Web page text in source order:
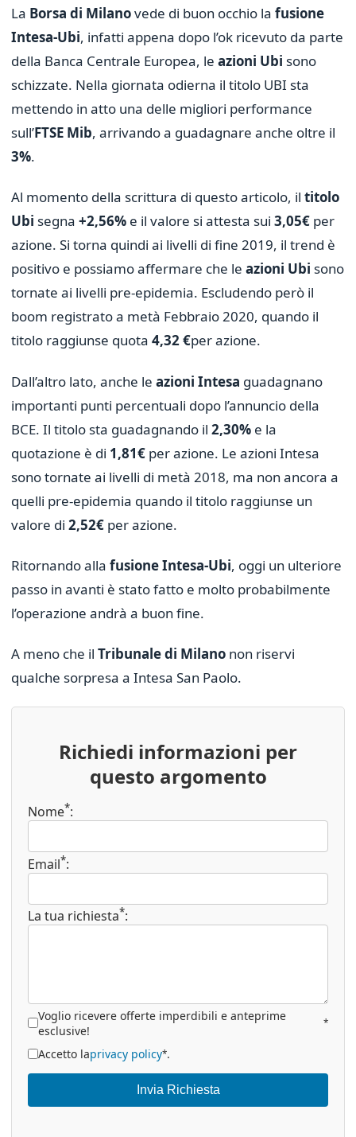
La Borsa di Milanovede di buon occhio la fusione
Intesa-Ubi, infatti appena dopo l’ok ricevuto da parte
della Banca Centrale Europea, le azioni Ubi sono
schizzate. Nella giornata odierna il titolo UBI sta
mettendo in atto una delle migliori performance
sull’FTSE Mib, arrivando a guadagnare anche oltre il
3%.
Al momento della scrittura di questo articolo, il titolo
Ubi segna +2,56% e il valore si attesta sui 3,05€ per
azione. Si torna quindi ai livelli di fine 2019, il trend è
positivo e possiamo affermare che le azioni Ubi sono
tornate ai livelli pre-epidemia. Escludendo però il
boom registrato a metà Febbraio 2020, quando il
titolo raggiunse quota 4,32 €per azione.
Dall’altro lato, anche le azioni Intesa guadagnano
importanti punti percentuali dopo l’annuncio della
BCE. Il titolo sta guadagnando il 2,30% e la
quotazione è di 1,81€ per azione. Le azioni Intesa
sono tornate ai livelli di metà 2018, ma non ancora a
quelli pre-epidemia quando il titolo raggiunse un
valore di 2,52€ per azione.
Ritornando alla fusione Intesa-Ubi, oggi un ulteriore
passo in avanti è stato fatto e molto probabilmente
l’operazione andrà a buon fine.
A meno che il Tribunale di Milano non riservi
qualche sorpresa a Intesa San Paolo.
Richiedi informazioni per
questo argomento
Nome*:
Email*:
La tua richiesta*:
Voglio ricevere offerte imperdibili e anteprime
esclusive!
*
Accetto laprivacy policy*.
Invia Richiesta